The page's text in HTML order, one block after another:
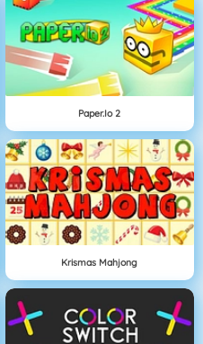
Paper.io 2
Krismas Mahjong